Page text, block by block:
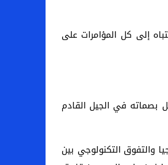
إلى كل المؤامرات على
بصماته في الجيل القادم
والتفوق التكنولوجي بين